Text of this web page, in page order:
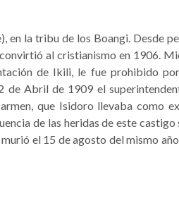
en la tribu de los Boangi. Desde
al cristianismo en 1906.
de Ikili, le fue prohibido
de Abril de 1909 el
que Isidoro llevaba como
de las heridas de este
el 15 de agosto del mismo